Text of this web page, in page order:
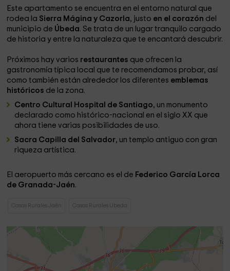
Este apartamento se encuentra en el entorno natural que
rodea la Sierra Mágina y Cazorla, justo en el corazón del
municipio de Úbeda. Se trata de un lugar tranquilo cargado
de historia y entre la naturaleza que te encantará descubrir.
Próximos hay varios restaurantes que ofrecen la
gastronomía típica local que te recomendamos probar, así
como también están alrededor los diferentes emblemas
históricos de la zona.
Centro Cultural Hospital de Santiago, un monumento
declarado como histórico-nacional en el siglo XX que
ahora tiene varias posibilidades de uso.
Sacra Capilla del Salvador, un templo antiguo con gran
riqueza artística.
El aeropuerto más cercano es el de Federico García Lorca
de Granada-Jaén.
Casas Rurales Jaén Casas Rurales Ubeda